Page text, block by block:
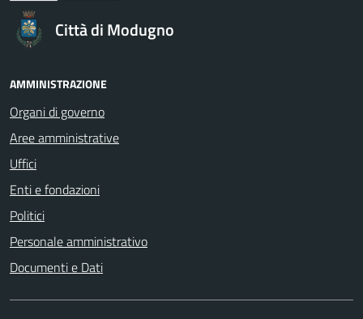
Città di Modugno
AMMINISTRAZIONE
Organi di governo
Aree amministrative
Uffici
Enti e fondazioni
Politici
Personale amministrativo
Documenti e Dati